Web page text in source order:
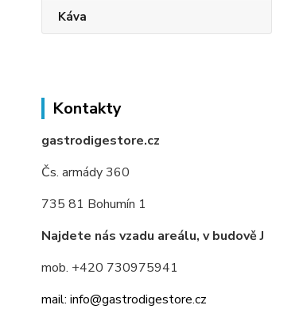
Káva
Kontakty
gastrodigestore.cz
Čs. armády 360
735 81 Bohumín 1
Najdete nás vzadu areálu, v budově J
mob. +420 730975941
mail: info@gastrodigestore.cz